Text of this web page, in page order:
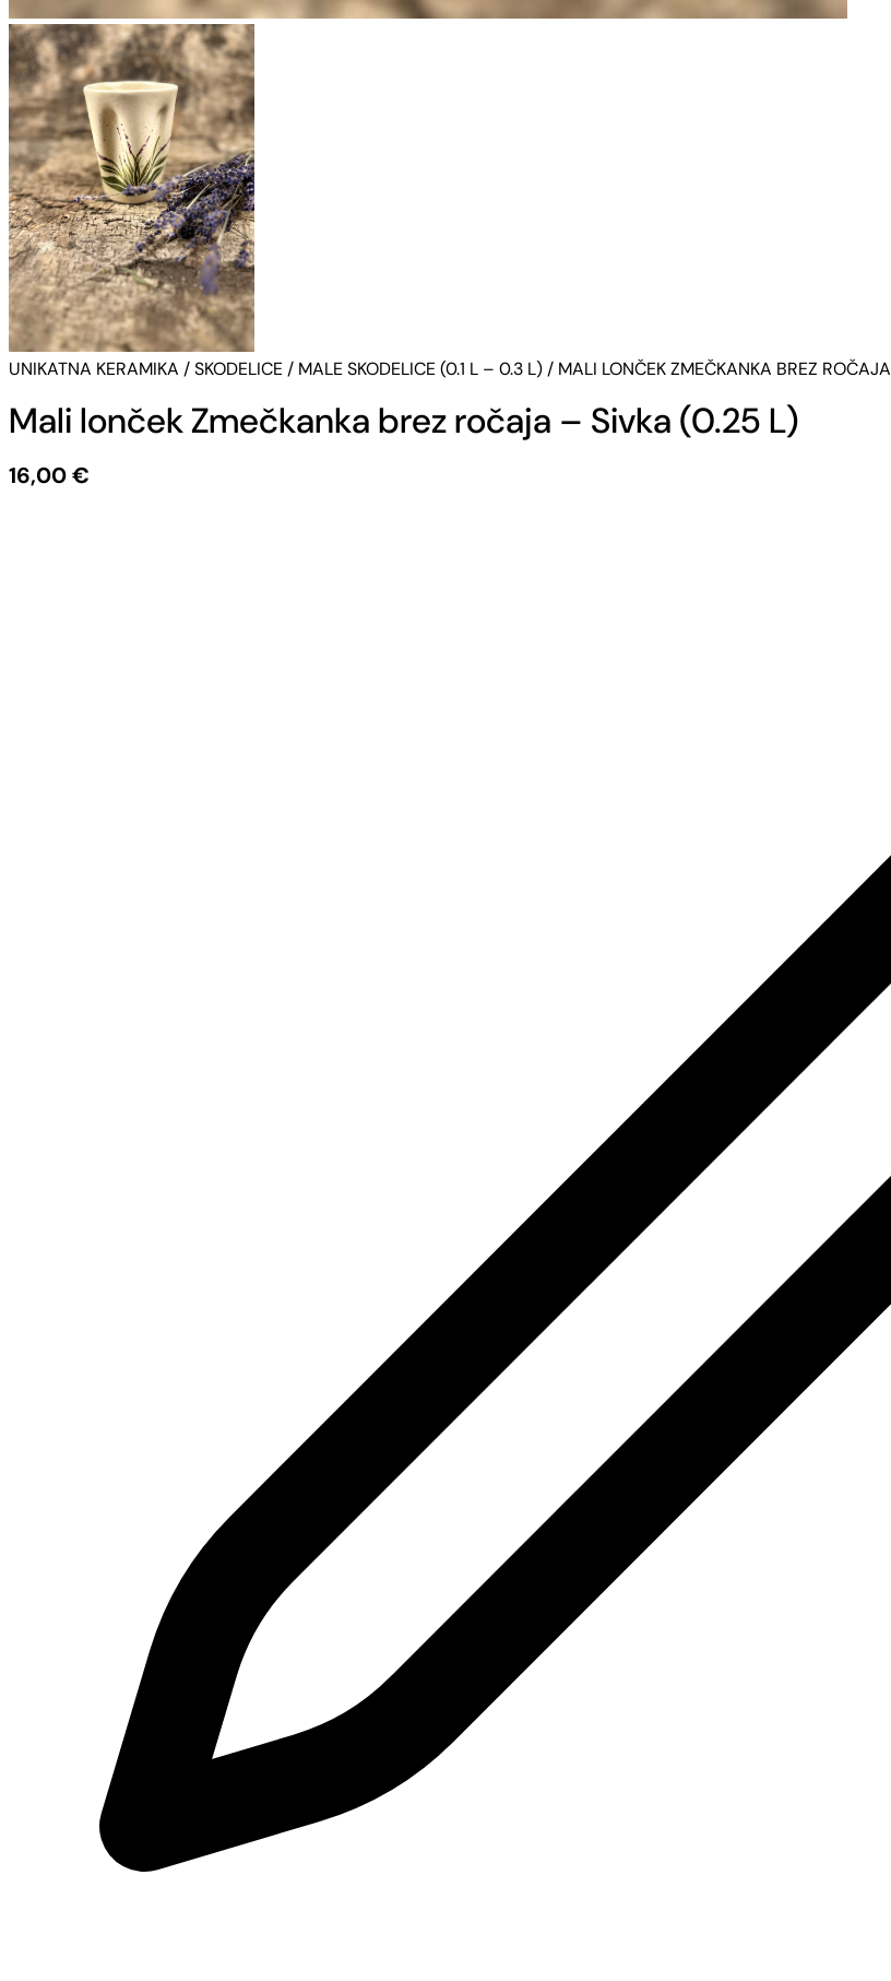
UNIKATNA KERAMIKA /SKODELICE / MALE SKODELICE (0.1 L – 0.3 L) / MALI LONČEK ZMEČKANKA BREZ ROČAJA
Mali lonček Zmečkanka brez ročaja – Sivka (0.25 L)
16,00€